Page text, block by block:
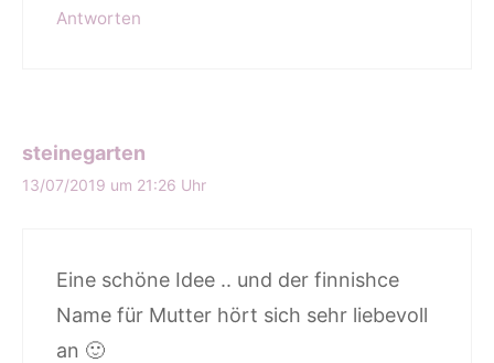
Antworten
steinegarten
13/07/2019 um 21:26 Uhr
Eine schöne Idee .. und der finnishce
Name für Mutter hört sich sehr liebevoll
an 🙂